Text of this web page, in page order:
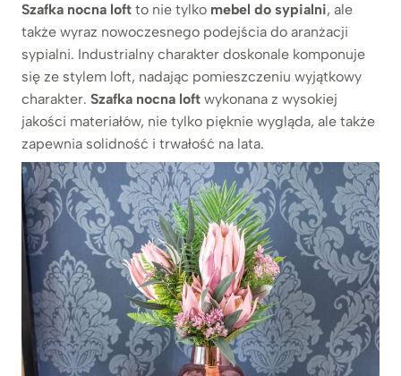
Szafka nocna loft to nie tylko mebel do sypialni, ale
także wyraz nowoczesnego podejścia do aranżacji
sypialni. Industrialny charakter doskonale komponuje
się ze stylem loft, nadając pomieszczeniu wyjątkowy
charakter. Szafka nocna loft wykonana z wysokiej
jakości materiałów, nie tylko pięknie wygląda, ale także
zapewnia solidność i trwałość na lata.